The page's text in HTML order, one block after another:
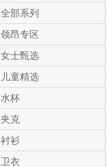
全部系列
领昂专区
女士甄选
儿童精选
水杯
夹克
衬衫
卫衣